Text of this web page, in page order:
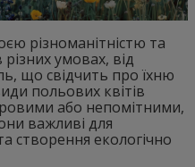
різноманітністю та
умовах, від
що свідчить про їхню
польових квітів
або непомітними,
важливі для
створення екологічно